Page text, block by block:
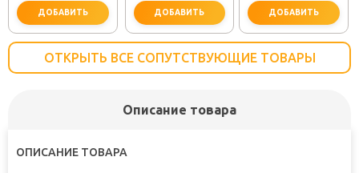
ДОБАВИТЬ ДОБАВИТЬ ДОБАВИТЬ
ОТКРЫТЬ ВСЕ СОПУТСТВУЮЩИЕ ТОВАРЫ
Описание товара
ОПИСАНИЕ ТОВАРА